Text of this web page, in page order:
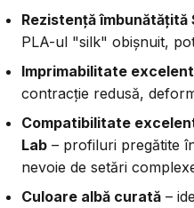
Rezistență îmbunătățită
PLA-ul "silk" obișnuit,
Imprimabilitate
contracție redusă,
Compatibilitate
Lab – profiluri pregătite
nevoie de setări
Culoare albă curată –